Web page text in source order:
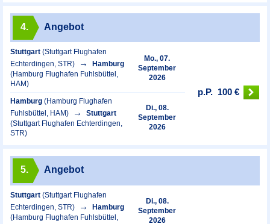
4. Angebot
Stuttgart (Stuttgart Flughafen
Echterdingen, STR)
Hamburg
(Hamburg Flughafen Fuhlsbüttel,
HAM)
Mo., 07.
September
2026
Hamburg (Hamburg Flughafen
Fuhlsbüttel, HAM)
Stuttgart
(Stuttgart Flughafen Echterdingen,
STR)
Di., 08.
September
2026
p.P. 100 €
5. Angebot
Stuttgart (Stuttgart Flughafen
Echterdingen, STR)
Hamburg
(Hamburg Flughafen Fuhlsbüttel,
Di., 08.
September
2026